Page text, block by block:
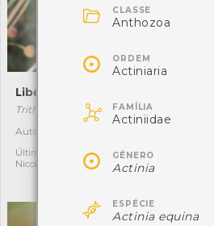
Libélula-púrpua
Trithemis annulata
Autóctone
Última observação por:
Nicole Viana
 CLASSE
Anthozoa
 ORDEM
Actiniaria
 FAMÍLIA
Actiniidae
 GÉNERO
Actinia
 ESPÉCIE
Actinia equina